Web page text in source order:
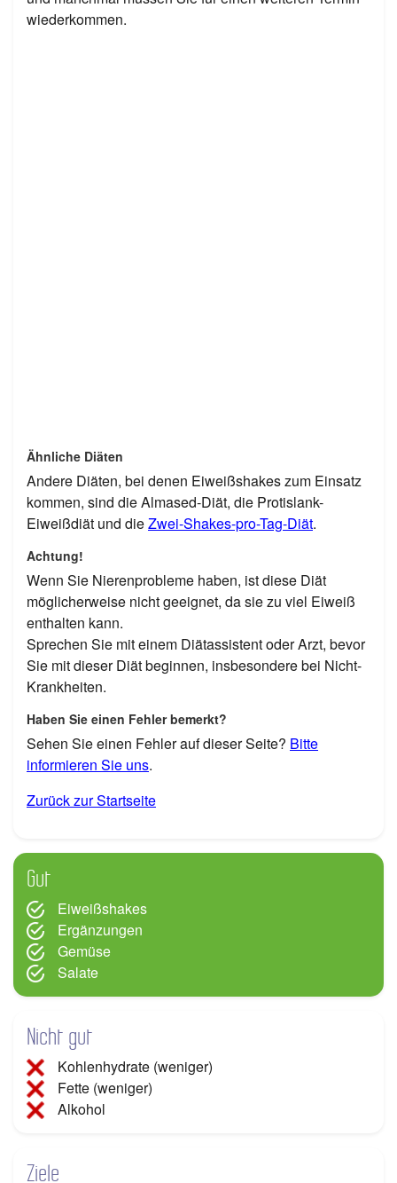
wiederkommen.
Ähnliche Diäten
Andere Diäten, bei denen Eiweißshakes zum Einsatz
kommen, sind die Almased-Diät, die Protislank-
Eiweißdiät und dieZwei-Shakes-pro-Tag-Diät.
Achtung!
Wenn Sie Nierenprobleme haben, ist diese Diät
möglicherweise nicht geeignet, da sie zu viel Eiweiß
enthalten kann.
Sprechen Sie mit einem Diätassistent oder Arzt, bevor
Sie mit dieser Diät beginnen, insbesondere bei Nicht-
Krankheiten.
Haben Sie einen Fehler bemerkt?
Sehen Sie einen Fehler auf dieser Seite? Bitte
informieren Sie uns.
Zurück zur Startseite
Gut
Eiweißshakes
Ergänzungen
Gemüse
Salate
Nicht gut
Kohlenhydrate (weniger)
Fette (weniger)
Alkohol
Ziele